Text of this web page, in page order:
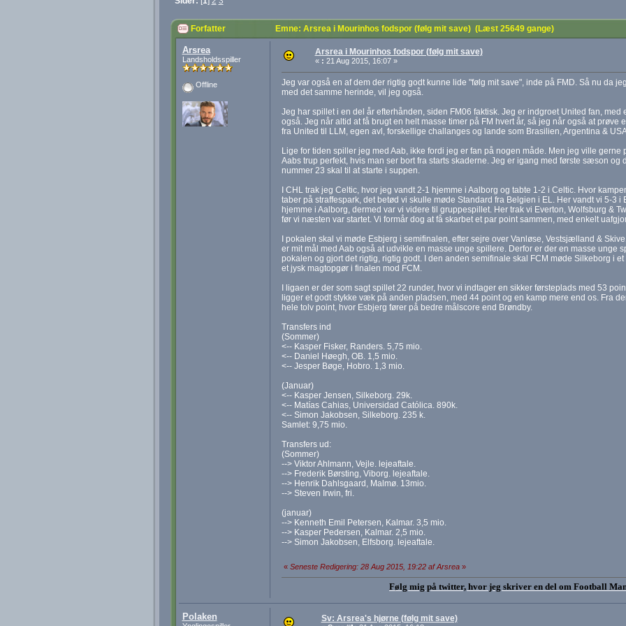
Forfatter Emne: Arsrea i Mourinhos fodspor (følg mit save) (Læst 25649 gange)
Arsrea
Landsholdsspiller
Offline
Arsrea i Mourinhos fodspor (følg mit save)
« : 21 Aug 2015, 16:07 »
Jeg var også en af dem der rigtig godt kunne lide "følg mit save", inde på FMD. Så nu da
med det samme herinde, vil jeg også.
Jeg har spillet i en del år efterhånden, siden FM06 faktisk. Jeg er indgroet United fan,
også. Jeg når altid at få brugt en helt masse timer på FM hvert år, så jeg når også at prøve
fra United til LLM, egen avl, forskellige challanges og lande som Brasilien, Argentina &
Lige for tiden spiller jeg med Aab, ikke fordi jeg er fan på nogen måde. Men jeg ville gerne
Aabs trup perfekt, hvis man ser bort fra starts skaderne. Jeg er igang med første sæson og
nummer 23 skal til at starte i suppen.
I CHL trak jeg Celtic, hvor jeg vandt 2-1 hjemme i Aalborg og tabte 1-2 i Celtic. Hvor
taber på straffespark, det betød vi skulle møde Standard fra Belgien i EL. Her vandt vi 5-3 i
hjemme i Aalborg, dermed var vi videre til gruppespillet. Her trak vi Everton, Wolfsburg &
før vi næsten var startet. Vi formår dog at få skarbet et par point sammen, med enkelt
I pokalen skal vi møde Esbjerg i semifinalen, efter sejre over Vanløse, Vestsjælland &
er mit mål med Aab også at udvikle en masse unge spillere. Derfor er der en masse unge
pokalen og gjort det rigtig, rigtig godt. I den anden semifinale skal FCM møde Silkeborg i
et jysk magtopgør i finalen mod FCM.
I ligaen er der som sagt spillet 22 runder, hvor vi indtager en sikker førsteplads med 53
ligger et godt stykke væk på anden pladsen, med 44 point og en kamp mere end os. Fra
hele tolv point, hvor Esbjerg fører på bedre målscore end Brøndby.
Transfers ind
(Sommer)
<-- Kasper Fisker, Randers. 5,75 mio.
<-- Daniel Høegh, OB. 1,5 mio.
<-- Jesper Bøge, Hobro. 1,3 mio.
(Januar)
<-- Kasper Jensen, Silkeborg. 29k.
<-- Matías Cahias, Universidad Católica. 890k.
<-- Simon Jakobsen, Silkeborg. 235 k.
Samlet: 9,75 mio.
Transfers ud:
(Sommer)
--> Viktor Ahlmann, Vejle. lejeaftale.
--> Frederik Børsting, Viborg. lejeaftale.
--> Henrik Dahlsgaard, Malmø. 13mio.
--> Steven Irwin, fri.
(januar)
--> Kenneth Emil Petersen, Kalmar. 3,5 mio.
--> Kasper Pedersen, Kalmar. 2,5 mio.
--> Simon Jakobsen, Elfsborg. lejeaftale.
« Seneste Redigering: 28 Aug 2015, 19:22 af Arsrea»
Følg mig på twitter, hvor jeg skriver en del om Football
Polaken Sv: Arsrea's hjørne (følg mit save)